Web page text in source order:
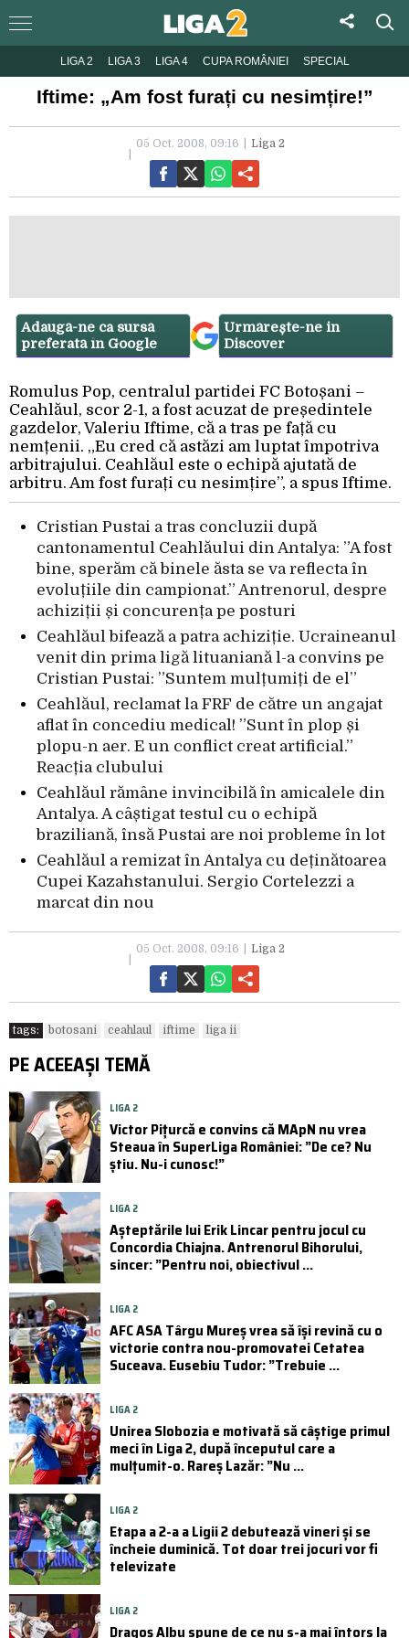
LIGA 2 LIGA 3 LIGA 4 CUPA ROMÂNIEI SPECIAL
Iftime: „Am fost furați cu nesimțire!”
05 Oct. 2008, 09:16 Liga 2
Adaugă-ne ca sursă
preferată în Google
Urmărește-ne in
Discover
Romulus Pop, centralul partidei FC Botoșani –
Ceahlăul, scor 2-1, a fost acuzat de președintele
gazdelor, Valeriu Iftime, că a tras pe față cu
nemțenii. „Eu cred că astăzi am luptat împotriva
arbitrajului. Ceahlăul este o echipă ajutată de
arbitru. Am fost furați cu nesimțire”, a spus Iftime.
Cristian Pustai a tras concluzii după
cantonamentul Ceahlăului din Antalya: ”A fost
bine, sperăm că binele ăsta se va reflecta în
evoluțiile din campionat.” Antrenorul, despre
achiziții și concurența pe posturi
Ceahlăul bifează a patra achiziție. Ucraineanul
venit din prima ligă lituaniană l-a convins pe
Cristian Pustai: ”Suntem mulțumiți de el”
Ceahlăul, reclamat la FRF de către un angajat
aflat în concediu medical! ”Sunt în plop și
plopu-n aer. E un conflict creat artificial.”
Reacția clubului
Ceahlăul rămâne invincibilă în amicalele din
Antalya. A câștigat testul cu o echipă
braziliană, însă Pustai are noi probleme în lot
Ceahlăul a remizat în Antalya cu deținătoarea
Cupei Kazahstanului. Sergio Cortelezzi a
marcat din nou
05 Oct. 2008, 09:16 Liga 2
tags: botosani ceahlaul iftime liga ii
PE ACEEAȘI TEMĂ
LIGA 2
Victor Pițurcă e convins că MApN nu vrea
Steaua în SuperLiga României: ”De ce? Nu
știu. Nu-i cunosc!”
LIGA 2
Așteptările lui Erik Lincar pentru jocul cu
Concordia Chiajna. Antrenorul Bihorului,
sincer: ”Pentru noi, obiectivul ...
LIGA 2
AFC ASA Târgu Mureș vrea să își revină cu o
victorie contra nou-promovatei Cetatea
Suceava. Eusebiu Tudor: ”Trebuie ...
LIGA 2
Unirea Slobozia e motivată să câștige primul
meci în Liga 2, după începutul care a
mulțumit-o. Rareș Lazăr: ”Nu ...
LIGA 2
Etapa a 2-a a Ligii 2 debutează vineri și se
încheie duminică. Tot doar trei jocuri vor fi
televizate
LIGA 2
Dragoș Albu spune de ce nu s-a mai întors la